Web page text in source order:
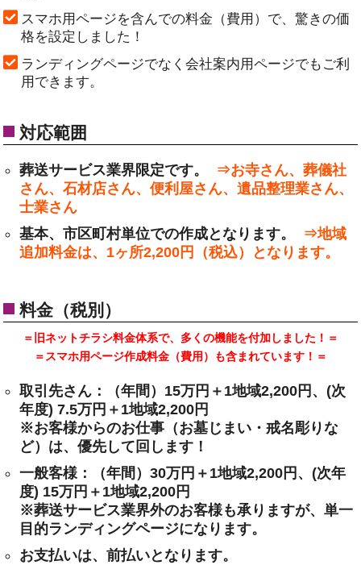
スマホ用ページを含んでの料金（費用）で、驚きの価
格を設定しました！
ランディングページでなく会社案内用ページでもご利
用できます。
対応範囲
葬送サービス業界限定です。
⇒お寺さん、葬儀社
さん、石材店さん、便利屋さん、遺品整理業さん、
士業さん
基本、市区町村単位での作成となります。
⇒地域
追加料金は、1ヶ所2,200円（税込）となります。
料金（税別）
＝旧ネットチラシ料金体系で、多くの機能を付加しました！＝
＝スマホ用ページ作成料金（費用）も含まれています！＝
取引先さん：（年間）15万円＋1地域2,200円、(次
年度) 7.5万円＋1地域2,200円
※お客様からのお仕事（お墓じまい・戒名彫りな
ど）は、優先して回します！
一般客様：（年間）30万円＋1地域2,200円、(次年
度) 15万円＋1地域2,200円
※葬送サービス業界外のお客様も承りますが、単一
目的ランディングページになります。
お支払いは、前払いとなります。